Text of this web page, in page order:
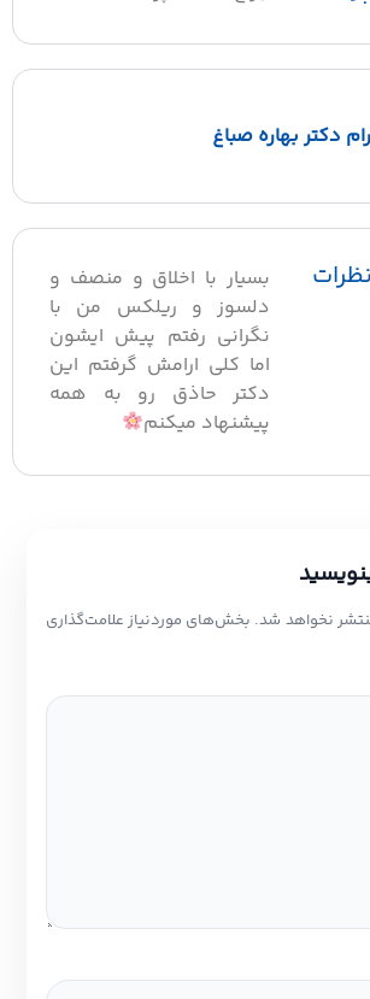
بهاره صباغ
بسیار با اخلاق و منصف و
دلسوز و ریلکس من با
نگرانی رفتم پیش ایشون
اما کلی ارامش گرفتم این
دکتر حاذق رو به همه
پیشنهاد میکنم
نخواهد شد. بخش‌های موردنیاز علامت‌گذاری